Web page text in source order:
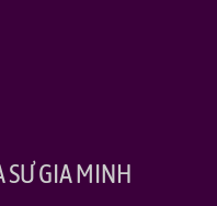
SƯ GIA MINH